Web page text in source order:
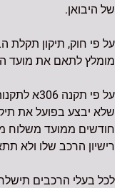
של היבואן.
על פי חוק, תיקון
מומלץ לתאם את מועד
חודשים ממועד
רישיון הרכב שלו ולא
לכל בעלי הרכבים